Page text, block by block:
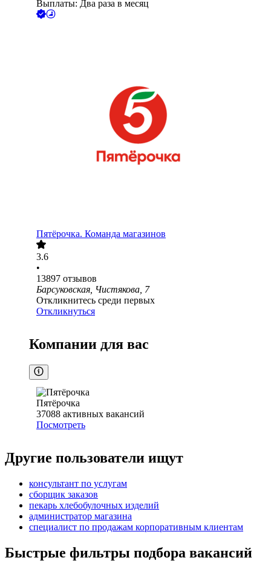
Выплаты: Два раза в месяц
Пятёрочка. Команда магазинов
3.6
•
13897 отзывов
Барсуковская, Чистякова, 7
Откликнитесь среди первых
Откликнуться
Компании для вас
Пятёрочка
37088 активных вакансий
Посмотреть
Другие пользователи ищут
консультант по услугам
сборщик заказов
пекарь хлебобулочных изделий
администратор магазина
специалист по продажам корпоративным клиентам
Быстрые фильтры подбора вакансий